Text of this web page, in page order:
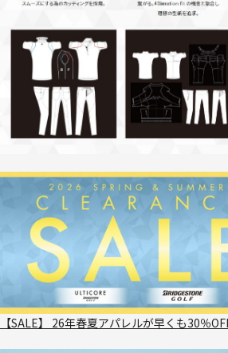
【SALE】 26年春夏アパレルが早くも30％